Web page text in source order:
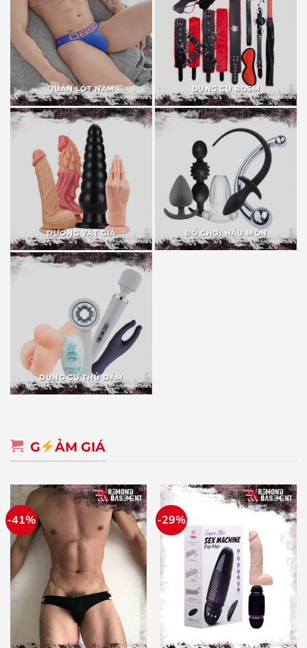
QUẦN LÓT NAM DỤNG CỤ BDSM
DƯƠNG VẬT GIẢ ĐỒ CHƠI HẬU MÔN
DỤNG CỤ THỦ DÂM
G ẢM GIÁ
-41% -29%